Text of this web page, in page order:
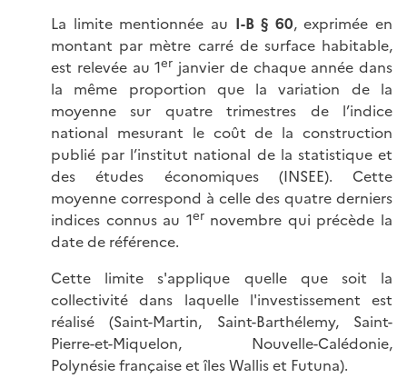
La limite mentionnée au I-B § 60, exprimée en
montant par mètre carré de surface habitable,
est relevée au 1er janvier de chaque année dans
la même proportion que la variation de la
moyenne sur quatre trimestres de l’indice
national mesurant le coût de la construction
publié par l’institut national de la statistique et
des études économiques (INSEE). Cette
moyenne correspond à celle des quatre derniers
indices connus au 1ernovembre qui précède la
date de référence.
Cette limite s'applique quelle que soit la
collectivité dans laquelle l'investissement est
réalisé (Saint-Martin, Saint-Barthélemy, Saint-
Pierre-et-Miquelon, Nouvelle-Calédonie,
Polynésie française et îles Wallis et Futuna).